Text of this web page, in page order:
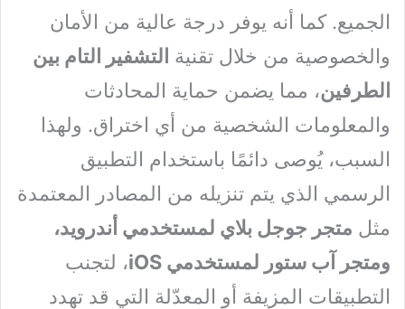
الجميع. كما أنه يوفر درجة عالية من الأمان
والخصوصية من خلال تقنية التشفير التام بين
الطرفين، مما يضمن حماية المحادثات
والمعلومات الشخصية من أي اختراق. ولهذا
السبب، يُوصى دائمًا باستخدام التطبيق
الرسمي الذي يتم تنزيله من المصادر المعتمدة
مثل متجر جوجل بلاي لمستخدمي أندرويد،
ومتجر آب ستور لمستخدمي iOS
، لتجنب
التطبيقات المزيفة أو المعدّلة التي قد تهدد